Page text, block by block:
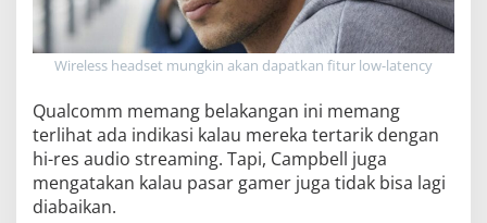
Wireless headset mungkin akan dapatkan fitur low-latency
Qualcomm memang belakangan ini memang
terlihat ada indikasi kalau mereka tertarik dengan
hi-res audio streaming. Tapi, Campbell juga
mengatakan kalau pasar gamer juga tidak bisa lagi
diabaikan.